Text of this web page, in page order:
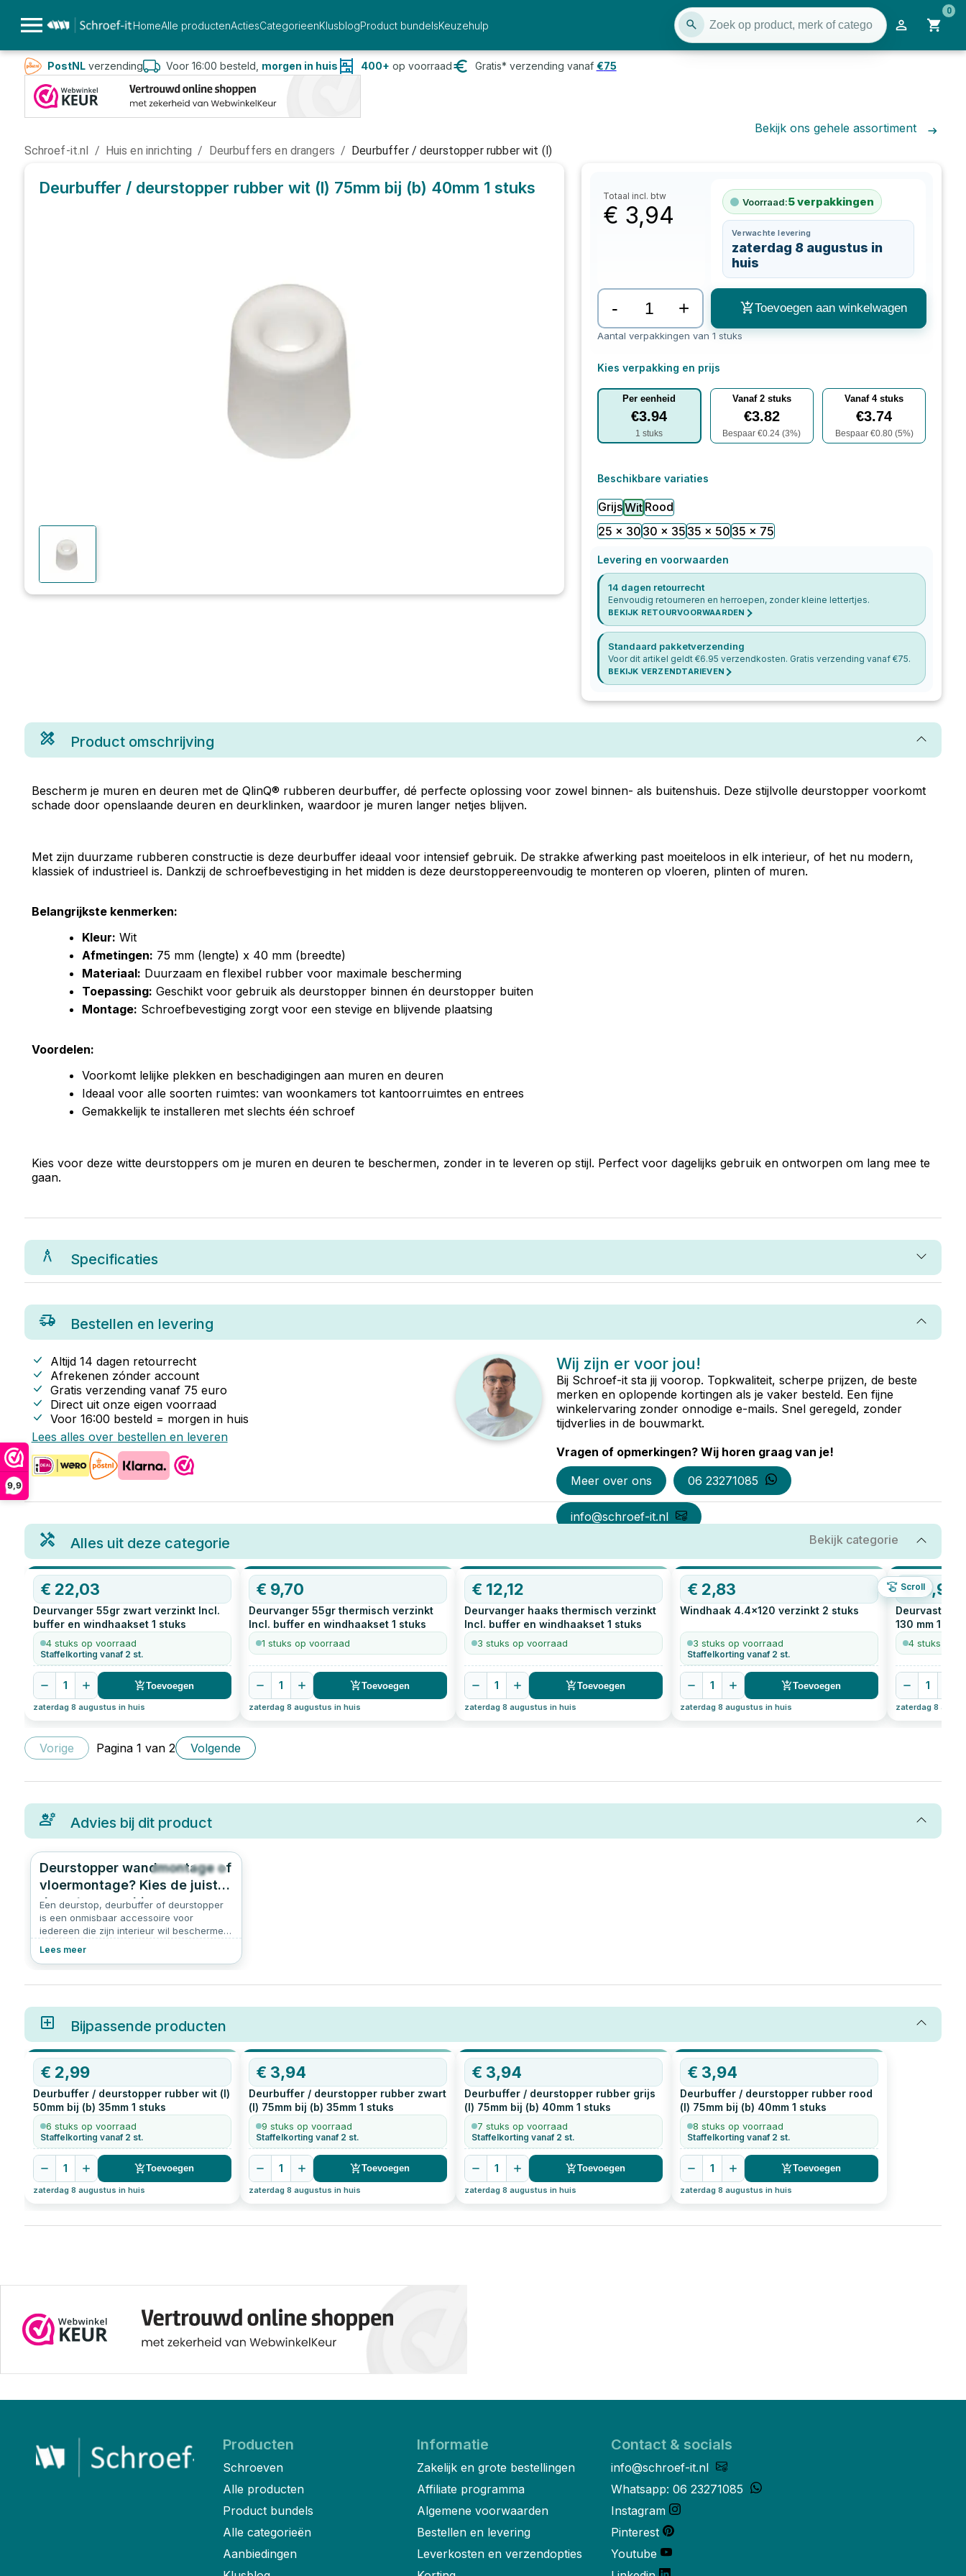
9,9
HomeAlle productenActiesCategorieenKlusblogProduct bundelsKeuzehulp
0
PostNLverzending Voor 16:00 besteld, morgen in huis 400+ op voorraad Gratis* verzending vanaf €75
Bekijk ons gehele assortiment
Schroef-it.nl / Huis en inrichting / Deurbuffers en drangers / Deurbuffer / deurstopper rubber wit (l)
Deurbuffer / deurstopper rubber wit (l) 75mm bij (b) 40mm 1 stuks Totaal incl. btw
€ 3,94 Voorraad:5verpakkingen
Verwachte levering
zaterdag 8 augustus in
huis
- + Toevoegen aan winkelwagen
Aantal verpakkingen van 1 stuks
Kies verpakking en prijs
Per eenheid
€3.94
1 stuks
Vanaf 2stuks
€3.82
Bespaar €0.24 (3%)
Vanaf4stuks
€3.74
Bespaar €0.80(5%)
Beschikbare variaties
GrijsWit Rood
25 x 30 30 x 35 35 x 50 35 x 75
Levering en voorwaarden
14 dagen retourrecht
Eenvoudig retourneren en herroepen, zonder kleine lettertjes.
BEKIJK RETOURVOORWAARDEN
Standaard pakketverzending
Voor dit artikel geldt €6.95 verzendkosten. Gratis verzending vanaf €75.
BEKIJK VERZENDTARIEVEN
Product omschrijving
Bescherm je muren en deuren met de QlinQ® rubberen deurbuffer, dé perfecte oplossing voor zowel binnen- als buitenshuis. Deze stijlvolle deurstopper voorkomt
schade door openslaande deuren en deurklinken, waardoor je muren langer netjes blijven.
Met zijn duurzame rubberen constructie is deze deurbuffer ideaal voor intensief gebruik. De strakke afwerking past moeiteloos in elk interieur, of het nu modern,
klassiek of industrieel is. Dankzij de schroefbevestiging in het midden is deze deurstoppereenvoudig te monteren op vloeren, plinten of muren.
Belangrijkste kenmerken:
Kleur: Wit
Afmetingen: 75 mm (lengte) x 40 mm (breedte)
Materiaal: Duurzaam en flexibel rubber voor maximale bescherming
Toepassing: Geschikt voor gebruik als deurstopper binnen én deurstopper buiten
Montage: Schroefbevestiging zorgt voor een stevige en blijvende plaatsing
Voordelen:
Voorkomt lelijke plekken en beschadigingen aan muren en deuren
Ideaal voor alle soorten ruimtes: van woonkamers tot kantoorruimtes en entrees
Gemakkelijk te installeren met slechts één schroef
Kies voor deze witte deurstoppers om je muren en deuren te beschermen, zonder in te leveren op stijl. Perfect voor dagelijks gebruik en ontworpen om lang mee te
gaan.
Specificaties
Bestellen en levering
Altijd 14 dagen retourrecht
Afrekenen zónder account
Gratis verzending vanaf 75 euro
Direct uit onze eigen voorraad
Voor 16:00 besteld = morgen in huis
Lees alles over bestellen en leveren
Wij zijn er voor jou!
Bij Schroef-it sta jij voorop. Topkwaliteit, scherpe prijzen, de beste
merken en oplopende kortingen als je vaker besteld. Een fijne
winkelervaring zonder onnodige e-mails. Snel geregeld, zonder
tijdverlies in de bouwmarkt.
Vragen of opmerkingen? Wij horen graag van je!
Meer over ons
06 23271085
info@schroef-it.nl
Alles uit deze categorie Bekijk categorie
Scroll
€ 22,03
Deurvanger 55gr zwart verzinkt Incl.
buffer en windhaakset 1 stuks
4 stuks op voorraad
Staffelkorting vanaf 2 st.
1 Toevoegen
zaterdag 8 augustus in huis
€ 9,70
Deurvanger 55gr thermisch verzinkt
Incl. buffer en windhaakset 1 stuks
1 stuks op voorraad
1 Toevoegen
zaterdag 8 augustus in huis
€ 12,12
Deurvanger haaks thermisch verzinkt
Incl. buffer en windhaakset 1 stuks
3 stuks op voorraad
1 Toevoegen
zaterdag 8 augustus in huis
€ 2,83
Windhaak 4.4x120 verzinkt 2 stuks
3 stuks op voorraad
Staffelkorting vanaf 2 st.
1 Toevoegen
zaterdag 8 augustus in huis
€11,98
130 mm 1
4 stuks op
1
zaterdag 8
Vorige Pagina 1 van 2 Volgende
Advies bij dit product
255 4.7
Deurstopper wandmontage of
vloermontage? Kies de juiste
deurstop voor binnen en
buiten.
Een deurstop, deurbuffer of deurstopper
is een onmisbaar accessoire voor
iedereen die zijn interieur wil beschermen
toevoegen. Of je nu kiest voor een
een deurstop wit, het biedt een
veelvoorkomend probleem: schade door
openslaande deuren. Maar hoe kies je de
juiste deurstop en hoe installeer je een
deurstop? We leggen het stap voor stap
uit.
Lees meer
Bijpassende producten
€ 2,99
Deurbuffer / deurstopper rubber wit (l)
50mm bij (b) 35mm 1 stuks
6 stuks op voorraad
Staffelkorting vanaf 2 st.
1 Toevoegen
zaterdag 8 augustus in huis
€ 3,94
Deurbuffer / deurstopper rubber zwart
(l) 75mm bij (b) 35mm 1 stuks
9 stuks op voorraad
Staffelkorting vanaf 2 st.
1 Toevoegen
zaterdag 8 augustus in huis
€ 3,94
Deurbuffer / deurstopper rubber grijs
(l) 75mm bij (b) 40mm 1 stuks
7 stuks op voorraad
Staffelkorting vanaf 2 st.
1 Toevoegen
zaterdag 8 augustus in huis
€ 3,94
Deurbuffer / deurstopper rubber rood
(l) 75mm bij (b) 40mm 1 stuks
8 stuks op voorraad
Staffelkorting vanaf 2 st.
1 Toevoegen
zaterdag 8 augustus in huis
Producten
Schroeven
Alle producten
Product bundels
Alle categorieën
Aanbiedingen
Informatie
Zakelijk en grote bestellingen
Affiliate programma
Algemene voorwaarden
Bestellen en levering
Leverkosten en verzendopties
Contact & socials
info@schroef-it.nl
Whatsapp: 06 23271085
Instagram
Pinterest
Youtube